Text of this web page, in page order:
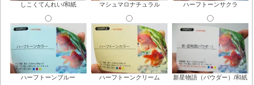
しこくてんれい/和紙 マシュマロナチュラル ハーフトーンサクラ
ハーフトーンブルー ハーフトーンクリーム 新星物語（パウダー）/和紙